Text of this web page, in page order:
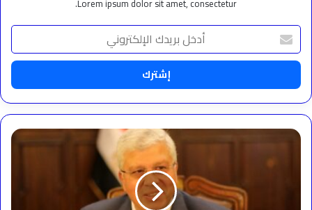
Lorem ipsum dolor sit amet, consectetur.
أدخل
بريدك
الإلكتروني
وزير